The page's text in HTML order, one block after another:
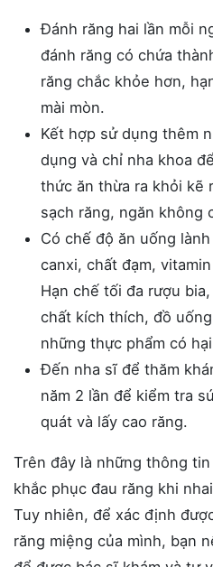
Đánh răng hai lần mỗi
đánh răng có chứa
răng chắc khỏe hơn,
mài mòn.
Kết hợp sử dụng thêm
dụng và chỉ nha khoa
thức ăn thừa ra khỏi kẽ
sạch răng, ngăn không
Có chế độ ăn uống
canxi, chất đạm,
Hạn chế tối đa rượu
chất kích thích, đồ
những thực phẩm có
Đến nha sĩ để thăm
năm 2 lần để kiểm tra
quát và lấy cao răng.
Trên đây là những thông
khắc phục đau răng khi
Tuy nhiên, để xác định
răng miệng của mình, bạn